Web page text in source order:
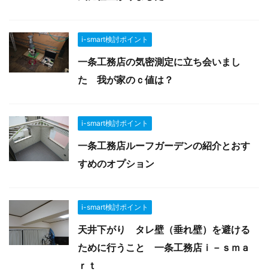
i-smart検討ポイント
一条工務店の気密測定に立ち会いまし
た 我が家のｃ値は？
i-smart検討ポイント
一条工務店ルーフガーデンの紹介とおす
すめのオプション
i-smart検討ポイント
天井下がり タレ壁（垂れ壁）を避ける
ために行うこと 一条工務店ｉ－ｓｍａ
ｒｔ